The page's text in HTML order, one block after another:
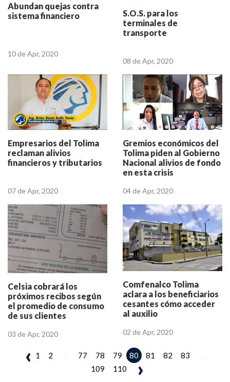
Abundan quejas contra
sistema financiero
10 de Apr, 2020
S.O.S. para los
terminales de
transporte
08 de Apr, 2020
Empresarios del Tolima
reclaman alivios
financieros y tributarios
07 de Apr, 2020
Gremios económicos del
Tolima piden al Gobierno
Nacional alivios de fondo
en esta crisis
04 de Apr, 2020
Celsia cobrará los
próximos recibos según
el promedio de consumo
de sus clientes
03 de Apr, 2020
Comfenalco Tolima
aclara a los beneficiarios
cesantes cómo acceder
al auxilio
02 de Apr, 2020
‹ 1 2 77 78 79 80 81 82 83
109
110 ›